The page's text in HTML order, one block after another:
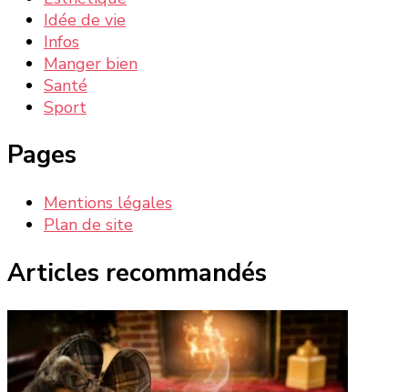
Idée de vie
Infos
Manger bien
Santé
Sport
Pages
Mentions légales
Plan de site
Articles recommandés